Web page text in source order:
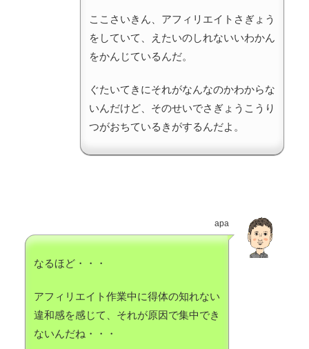
ここさいきん、アフィリエイトさぎょう
をしていて、えたいのしれないいわかん
をかんじているんだ。
ぐたいてきにそれがなんなのかわからな
いんだけど、そのせいでさぎょうこうり
つがおちているきがするんだよ。
apa
なるほど・・・
アフィリエイト作業中に得体の知れない
違和感を感じて、それが原因で集中でき
ないんだね・・・